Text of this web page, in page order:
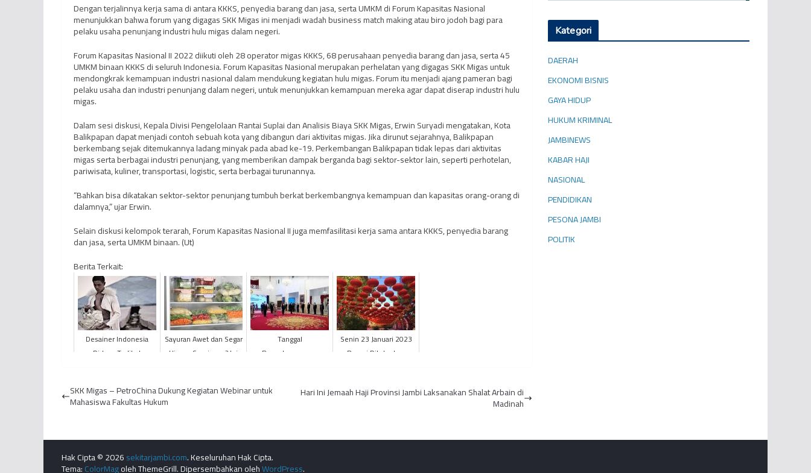
Dengan terjalinnya kerja sama di antara KKKS, penyedia barang dan jasa, serta UMKM di Forum Kapasitas Nasional
menunjukkan bahwa forum yang digagas SKK Migas ini menjadi wadah business match making atau biro jodoh bagi para
pelaku usaha penunjang industri hulu migas dalam negeri.
Forum Kapasitas Nasional II 2022 diikuti oleh 28 operator migas KKKS, 68 perusahaan penyedia barang dan jasa, serta 45
UMKM binaan KKKS di seluruh Indonesia. Forum Kapasitas Nasional merupakan perhelatan yang digagas SKK Migas untuk
mendongkrak kemampuan industri nasional dalam mendukung kegiatan hulu migas. Forum itu menjadi ajang pameran bagi
pelaku usaha dan industri penunjang dalam negeri, untuk menunjukkan kemampuan mereka agar dapat diserap industri hulu
migas.
Dalam sesi diskusi, Kepala Divisi Pengelolaan Rantai Suplai dan Analisis Biaya SKK Migas, Erwin Suryadi mengatakan, Kota
Balikpapan dapat menjadi contoh sebuah kota yang dibangun dari aktivitas migas. Jika dirunut sejarahnya, Balikpapan
berkembang sejak ditemukannya ladang minyak pada abad ke-19. Perkembangan Balikpapan tidak lepas dari aktivitas
migas serta berbagai industri penunjang, yang memberikan dampak berganda bagi sektor-sektor lain, seperti perhotelan,
pariwisata, kuliner, transportasi, logistic, serta berbagai turunannya.
“Bahkan bisa dikatakan sektor-sektor penunjang tumbuh berkat berkembangnya kemampuan dan kapasitas orang-orang di
dalamnya,” ujar Erwin.
Selain diskusi kelompok terarah, Forum Kapasitas Nasional II juga memfasilitasi kerja sama antara KKKS, penyedia barang
dan jasa, serta UMKM binaan. (Ut)
Berita Terkait:
Desainer Indonesia
Diduga Terlibat
Sayuran Awet dan Segar
Hingga Seminggu? Ini
Tanggal
Penyelenggaraan
Lantik Anggota KPU dan
Senin 23 Januari 2023
Resmi Ditetapkan
SKK Migas – PetroChina Dukung Kegiatan Webinar untuk
Mahasiswa Fakultas Hukum
Hari Ini Jemaah Haji Provinsi Jambi Laksanakan Shalat Arbain di
Madinah
Kategori
DAERAH
EKONOMI BISNIS
GAYA HIDUP
HUKUM KRIMINAL
JAMBINEWS
KABAR HAJI
NASIONAL
PENDIDIKAN
PESONA JAMBI
POLITIK
Hak Cipta © 2026sekitarjambi.com. Keseluruhan Hak Cipta.
Tema:ColorMagoleh ThemeGrill. Dipersembahkan olehWordPress.